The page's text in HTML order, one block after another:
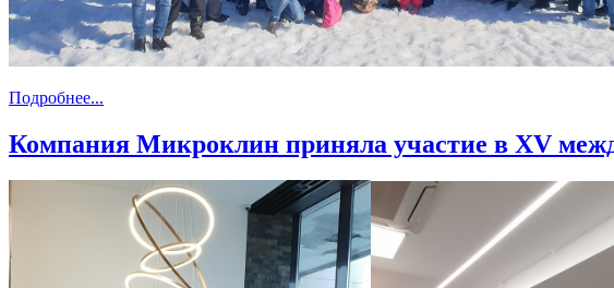
Подробнее...
Компания Микроклин приняла участие в XV